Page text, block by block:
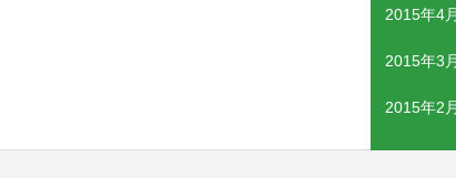
2015年4月
2015年3月
2015年2月